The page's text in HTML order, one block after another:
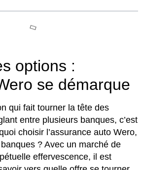
options :
se démarque
qui fait tourner la tête des
entre plusieurs banques, c’est
choisir l’assurance auto Wero,
? Avec un marché de
effervescence, il est